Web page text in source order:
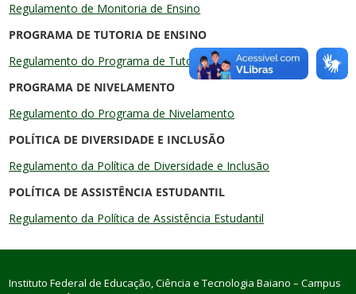
Regulamento de Monitoria de Ensino
PROGRAMA DE TUTORIA DE ENSINO
Regulamento do Programa de Tutoria
PROGRAMA DE NIVELAMENTO
Regulamento do Programa de Nivelamento
POLÍTICA DE DIVERSIDADE E INCLUSÃO
Regulamento da Política de Diversidade e Inclusão
POLÍTICA DE ASSISTÊNCIA ESTUDANTIL
Regulamento da Política de Assistência Estudantil
Instituto Federal de Educação, Ciência e Tecnologia Baiano – Campus